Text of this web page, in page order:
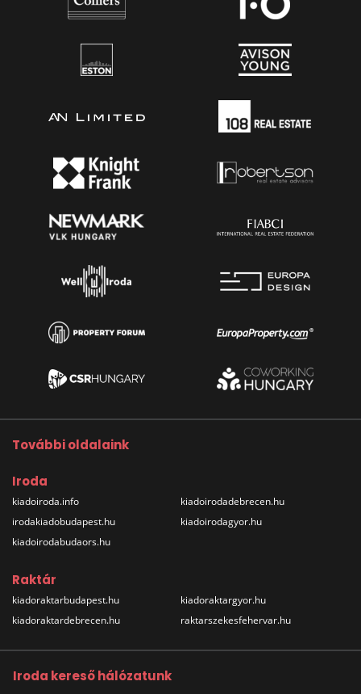
További oldalaink
Iroda
kiadoiroda.info
irodakiadobudapest.hu
kiadoirodabudaors.hu
kiadoirodadebrecen.hu
kiadoirodagyor.hu
Raktár
kiadoraktarbudapest.hu
kiadoraktardebrecen.hu
kiadoraktargyor.hu
raktarszekesfehervar.hu
Iroda kereső hálózatunk